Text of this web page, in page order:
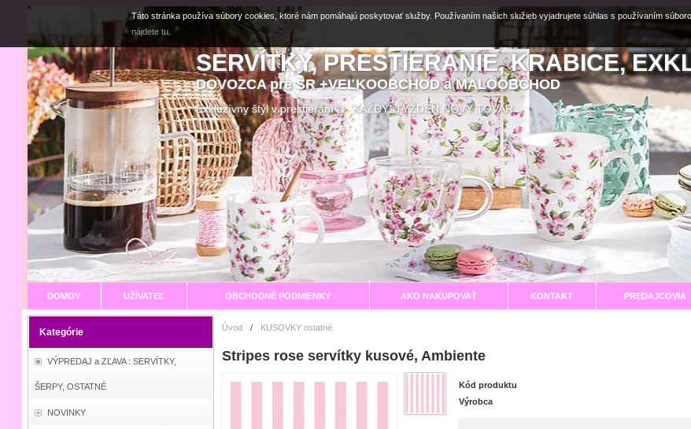
SERVÍTKY, PRESTIERANIE, KRABICE,
DOVOZCA pre SR +VEĽKOOBCHOD a MALOOBCHOD
Exkluzívny štýl v prestieraní KAŽDÝ TÝŽDEŇ NOVÝ TOVAR
DOMOV UŽÍVATEĽ OBCHODNÉ PODMIENKY AKO NAKUPOVAŤ KONTAKT PREDAJCOVIA
Kategórie
VÝPREDAJ a ZĽAVA : SERVÍTKY,
ŠERPY, OSTATNÉ
NOVINKY
Úvod / KUSOVKY ostatné
Stripes rose servítky kusové, Ambiente
Kód produktu
Výrobca
Táto stránka používa súbory cookies, ktoré nám pomáhajú poskytovať služby. Používaním našich služieb vyjadrujete súhlas s používaním
nájdete tu.